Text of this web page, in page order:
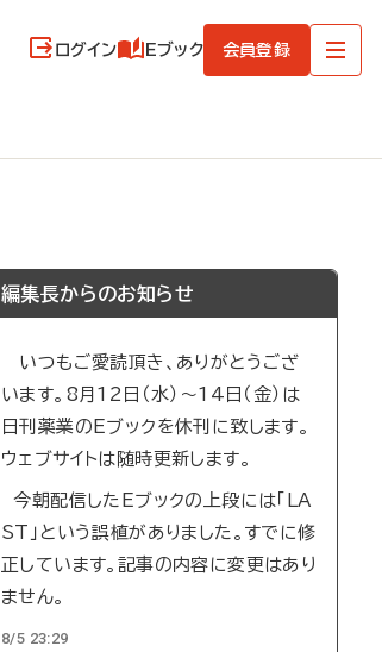
ログイン Eブック 会員登録
編集長からのお知らせ
いつもご愛読頂き、ありがとうござ
います。8月12日（水）～14日（金）は
日刊薬業のEブックを休刊に致します。
ウェブサイトは随時更新します。
今朝配信したEブックの上段には「LA
ST」という誤植がありました。すでに修
正しています。記事の内容に変更はあり
ません。
8/5 23:29